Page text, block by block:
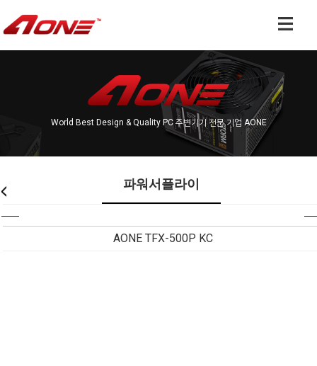
World Best Design & Quality PC 주변기기 전문 기업 AONE
파워서플라이
AONE TFX-500P KC